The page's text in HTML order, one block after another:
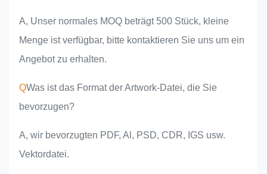
A, Unser normales MOQ beträgt 500 Stück, kleine
Menge ist verfügbar, bitte kontaktieren Sie uns um ein
Angebot zu erhalten.
QWas ist das Format der Artwork-Datei, die Sie
bevorzugen?
A, wir bevorzugten PDF, Al, PSD, CDR, IGS usw.
Vektordatei.